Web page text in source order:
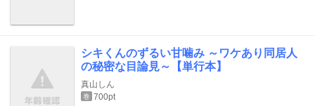
シキくんのずるい甘噛み ～ワケあり同居人
の秘密な目論見～【単行本】
真山しん
巻 700pt